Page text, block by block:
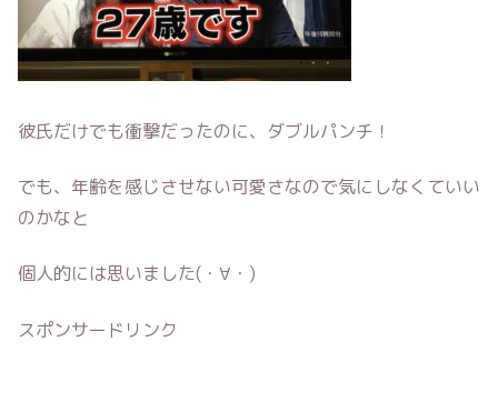
彼氏だけでも衝撃だったのに、ダブルパンチ！
でも、年齢を感じさせない可愛さなので気にしなくていい
のかなと
個人的には思いました(・∀・)
スポンサードリンク